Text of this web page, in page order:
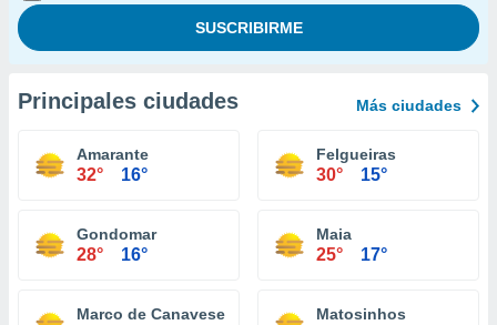
Principales ciudades Más ciudades
Amarante
32° 16°
Felgueiras
30° 15°
Gondomar
28° 16°
Maia
25° 17°
Marco de Canaveses Matosinhos